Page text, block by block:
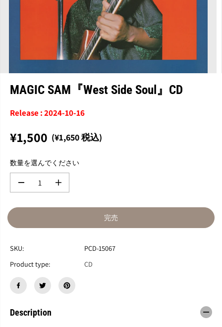
MAGIC SAM『West Side Soul』CD
Release : 2024-10-16
通
価
格
¥1,500 (¥1,650 税込)
完
数量を選んでください
A
G
I
C
A
『
数
C
S
完売
SKU:
PCD-15067
Product type:
CD
Description